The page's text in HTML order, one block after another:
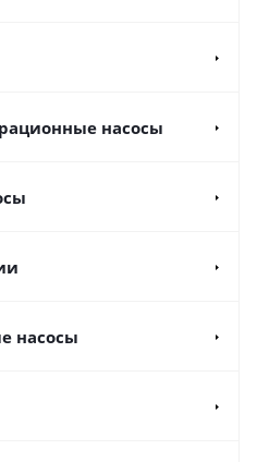
насосы
насосы